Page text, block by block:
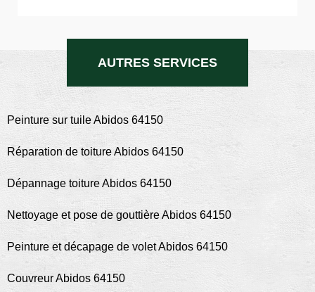
AUTRES SERVICES
Peinture sur tuile Abidos 64150
Réparation de toiture Abidos 64150
Dépannage toiture Abidos 64150
Nettoyage et pose de gouttière Abidos 64150
Peinture et décapage de volet Abidos 64150
Couvreur Abidos 64150